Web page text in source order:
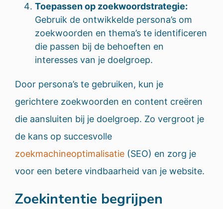
Toepassen op zoekwoordstrategie:
Gebruik de ontwikkelde persona’s om
zoekwoorden en thema’s te identificeren
die passen bij de behoeften en
interesses van je doelgroep.
Door persona’s te gebruiken, kun je
gerichtere zoekwoorden en content creëren
die aansluiten bij je doelgroep. Zo vergroot je
de kans op succesvolle
zoekmachineoptimalisatie (SEO) en zorg je
voor een betere vindbaarheid van je website.
Zoekintentie begrijpen